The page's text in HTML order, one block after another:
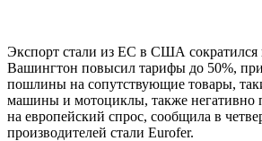
Экспорт стали из ЕС в США сократился
Вашингтон повысил тарифы до 50%,
пошлины на сопутствующие товары,
машины и мотоциклы, также негативно
на европейский спрос, сообщила в
производителей стали Eurofer.